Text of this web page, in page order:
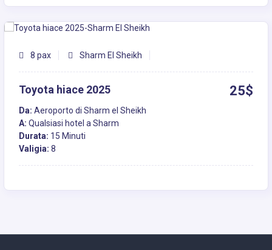
8 pax Sharm El Sheikh
Toyota hiace 2025 25$
Da: Aeroporto di Sharm el Sheikh
A: Qualsiasi hotel a Sharm
Durata: 15 Minuti
Valigia: 8